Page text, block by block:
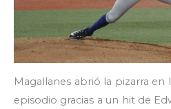
Magallanes abrió la pizarra
episodio gracias a un hit de